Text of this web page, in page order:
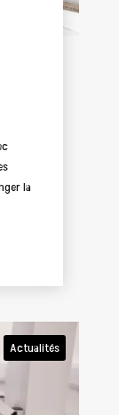
la
Actualités